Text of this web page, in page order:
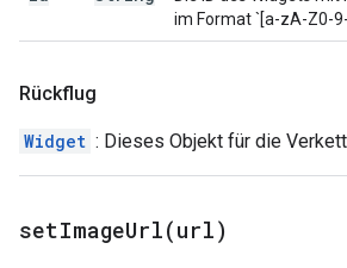
im Format `[a-zA-Z0-9-
Rückflug
Widget : Dieses Objekt für die
setImageUrl(url)